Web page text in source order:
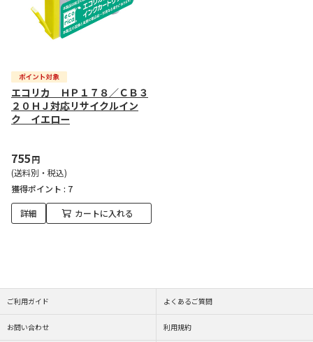
エコリカ ＨＰ１７８／ＣＢ３
２０ＨＪ対応リサイクルイン
ク イエロー
755円
(送料別・税込)
獲得ポイント : 7
詳細 カートに入れる
ご利用ガイド よくあるご質問
お問い合わせ 利用規約